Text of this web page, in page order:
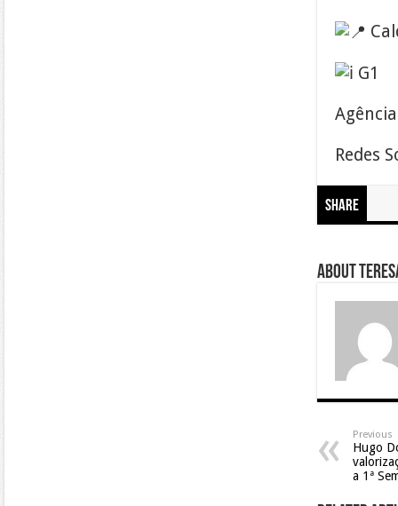
G1
Redes
Share
About
Previous
Hugo
a 1ª